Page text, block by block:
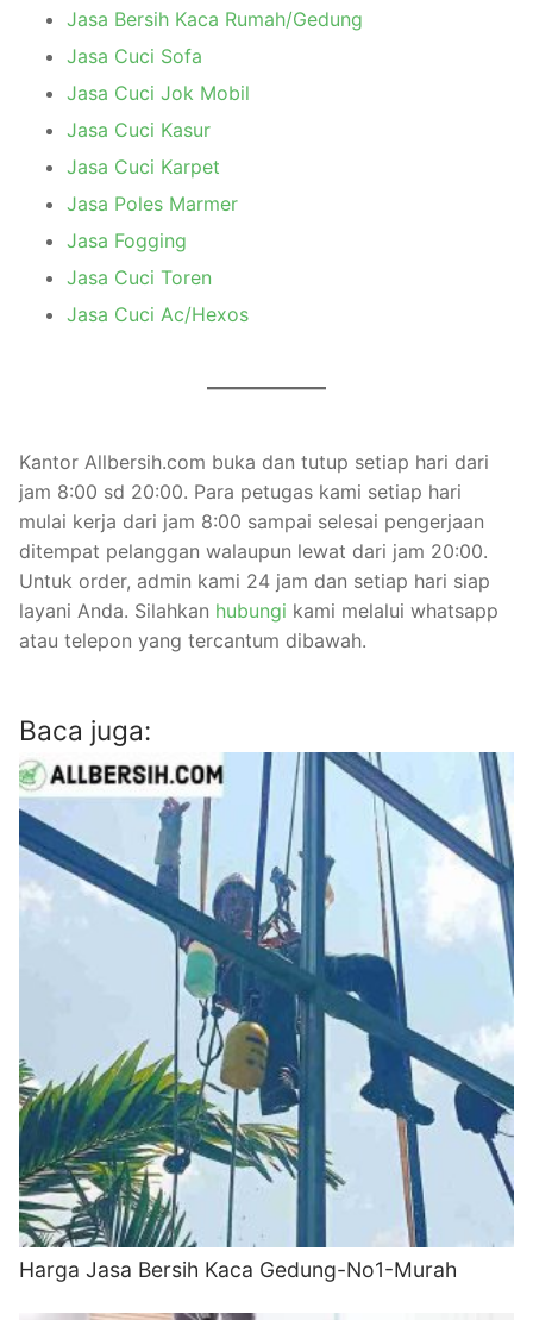
Jasa Bersih Kaca Rumah/Gedung
Jasa Cuci Sofa
Jasa Cuci Jok Mobil
Jasa Cuci Kasur
Jasa Cuci Karpet
Jasa Poles Marmer
Jasa Fogging
Jasa Cuci Toren
Jasa Cuci Ac/Hexos
Kantor Allbersih.com buka dan tutup setiap hari dari
jam 8:00 sd 20:00. Para petugas kami setiap hari
mulai kerja dari jam 8:00 sampai selesai pengerjaan
ditempat pelanggan walaupun lewat dari jam 20:00.
Untuk order, admin kami 24 jam dan setiap hari siap
layani Anda. Silahkan hubungi kami melalui whatsapp
atau telepon yang tercantum dibawah.
Baca juga:
Harga Jasa Bersih Kaca Gedung-No1-Murah